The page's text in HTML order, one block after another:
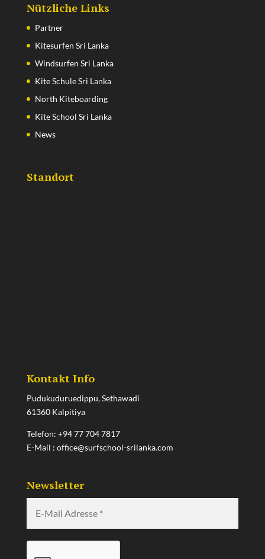
Nützliche Links
Partner
Kitesurfen Sri Lanka
Windsurfen Sri Lanka
Kite Schule Sri Lanka
North Kiteboarding
Kite School Sri Lanka
News
Standort
Kontakt Info
Pudukuduruedippu, Sethawadi
61360 Kalpitiya
Telefon: +94 77 704 7817
E-Mail : office@surfschool-srilanka.com
Newsletter